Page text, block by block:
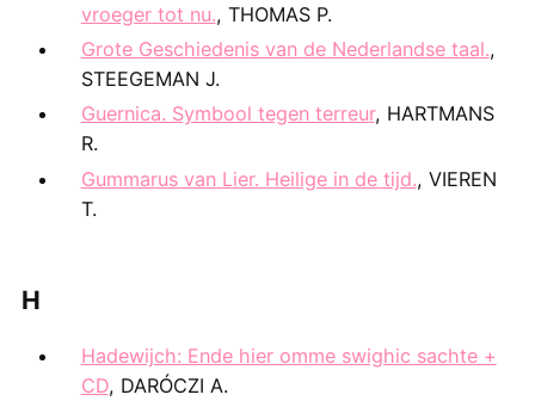
vroeger tot nu., THOMAS P.
Grote Geschiedenis van de Nederlandse taal.,
STEEGEMAN J.
Guernica. Symbool tegen terreur, HARTMANS
R.
Gummarus van Lier. Heilige in de tijd., VIEREN
T.
H
Hadewijch: Ende hier omme swighic sachte +
CD, DARÓCZI A.